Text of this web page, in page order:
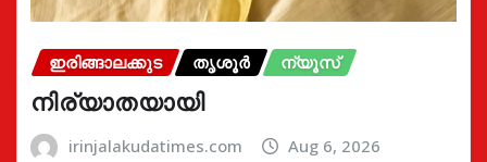
ഇരിങ്ങാലക്കുട തൃശൂർ ന്യൂസ്
നിര്യാതയായി
irinjalakudatimes.com Aug 6, 2026